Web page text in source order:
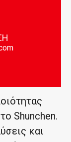
Shunchen.
και